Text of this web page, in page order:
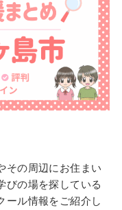
その周辺にお住まい
びの場を探している
ール情報をご紹介し